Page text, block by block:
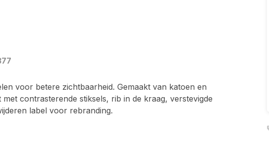
voor betere zichtbaarheid. Gemaakt van katoen en
contrasterende stiksels, rib in de kraag, verstevigde
label voor rebranding.